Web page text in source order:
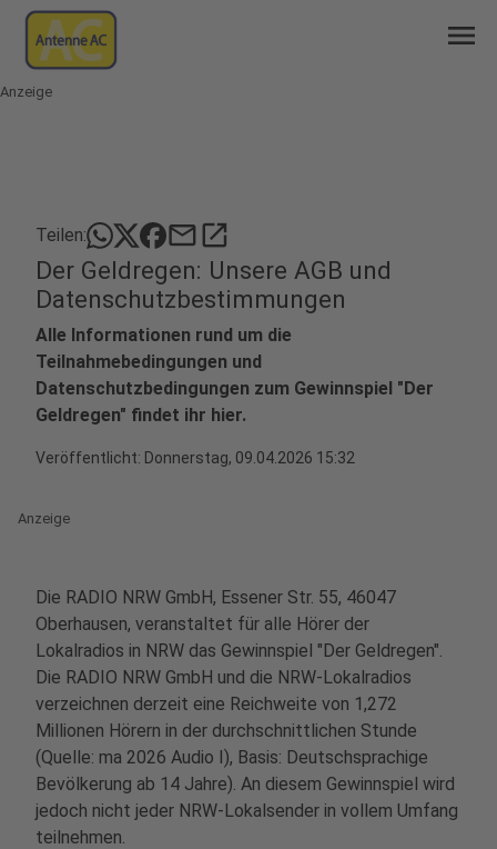
menu
Anzeige
Teilen: mailopen_in_new
Der Geldregen: Unsere AGB und
Datenschutzbestimmungen
Alle Informationen rund um die
Teilnahmebedingungen und
Datenschutzbedingungen zum Gewinnspiel "Der
Geldregen" findet ihr hier.
Veröffentlicht: Donnerstag, 09.04.2026 15:32
Anzeige
Die RADIO NRW GmbH, Essener Str. 55, 46047
Oberhausen, veranstaltet für alle Hörer der
Lokalradios in NRW das Gewinnspiel "Der Geldregen".
Die RADIO NRW GmbH und die NRW-Lokalradios
verzeichnen derzeit eine Reichweite von 1,272
Millionen Hörern in der durchschnittlichen Stunde
(Quelle: ma 2026 Audio I), Basis: Deutschsprachige
Bevölkerung ab 14 Jahre). An diesem Gewinnspiel wird
jedoch nicht jeder NRW-Lokalsender in vollem Umfang
teilnehmen.